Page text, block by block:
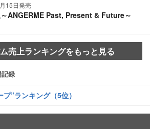
15日発売
ANGERME Past, Present & Future～
売上ランキングをもっと見る
録
”ランキング（5位）